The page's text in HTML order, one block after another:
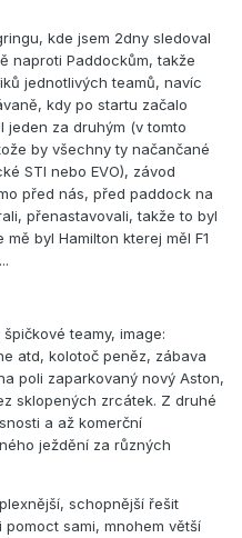
kde jsem 2dny sledoval
naproti Paddockům, takže
jednotlivých teamů, navíc
kdy po startu začalo
jeden za druhým (v tomto
by všechny ty načančané
STI nebo EVO), závod
před nás, před paddock na
přenastavovali, takže to byl
byl Hamilton kterej měl F1
teamy, image:
atd, kolotoč peněz, zábava
poli zaparkovaný nový Aston,
sklopených zrcátek. Z druhé
a až komerční
ježdění za různých
schopnější řešit
sami, mnohem větší